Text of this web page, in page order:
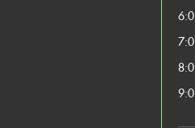
6:0
7:0
8:0
9:0